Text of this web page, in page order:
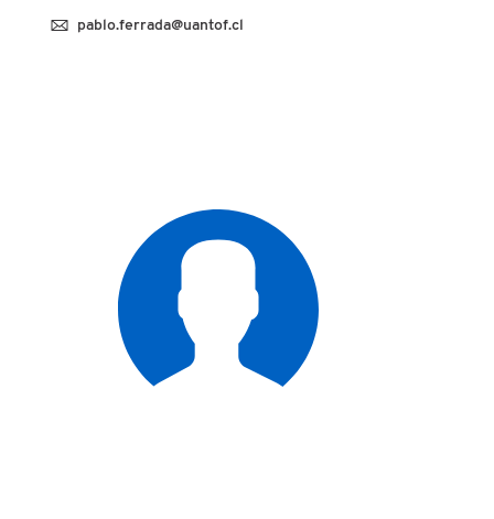
pablo.ferrada@uantof.cl